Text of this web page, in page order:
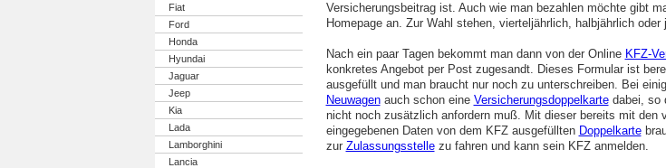
Fiat
Ford
Honda
Hyundai
Jaguar
Jeep
Kia
Lada
Lamborghini
Lancia
Versicherungsbeitrag ist. Auch wie man bezahlen möchte gibt
Homepage an. Zur Wahl stehen, vierteljährlich, halbjährlich oder
Nach ein paar Tagen bekommt man dann von der Online KFZ-
konkretes Angebot per Post zugesandt. Dieses Formular ist
ausgefüllt und man braucht nur noch zu unterschreiben. Bei
Neuwagenauch schon eine Versicherungsdoppelkartedabei, so
nicht noch zusätzlich anfordern muß. Mit dieser bereits mit den
eingegebenen Daten von dem KFZ ausgefüllten Doppelkarte
zur Zulassungsstellezu fahren und kann sein KFZ anmelden.